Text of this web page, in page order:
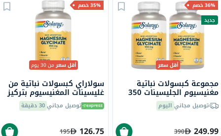
36% خصم
جديد
أقل سعر
مجموعة كبسولات نباتية
مغنيسيوم الجليسينات 350
كبسولة
توصيل مجاني اليوم
249.99
390
35% خصم
أقل سعرمن 30 يوم
سولاراي كبسولات نباتية من
غليسينات المغنيسيوم بتركيز
350 ملجم لصحة العظام
والعضلات حزمة من 120
توصيل مجاني30 دقيقة
126.75
195